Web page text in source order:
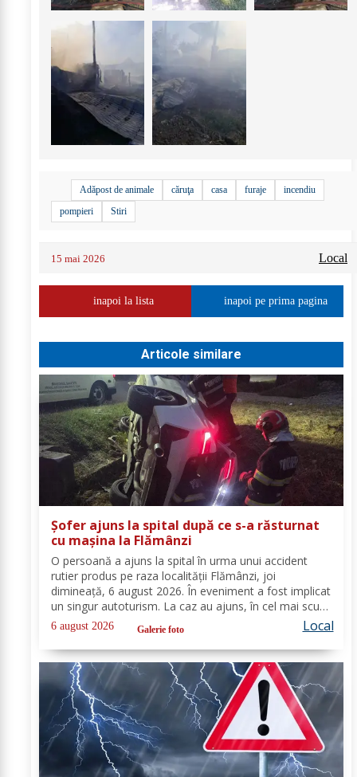
Adăpost de animale căruţa casa furaje
incendiu
pompieri
Stiri
15 mai 2026 Local
inapoi la lista inapoi pe prima pagina
Articole similare
Șofer ajuns la spital după ce s-a răsturnat
cu mașina la Flămânzi
O persoană a ajuns la spital în urma unui accident
rutier produs pe raza localității Flămânzi, joi
dimineață, 6 august 2026. În eveniment a fost implicat
un singur autoturism. La caz au ajuns, în cel mai scurt
timp, pompierii din cadrul Punctului de Lucru Flămânzi,
cu o autospecială de stingere și...
6 august 2026 Galerie foto Local